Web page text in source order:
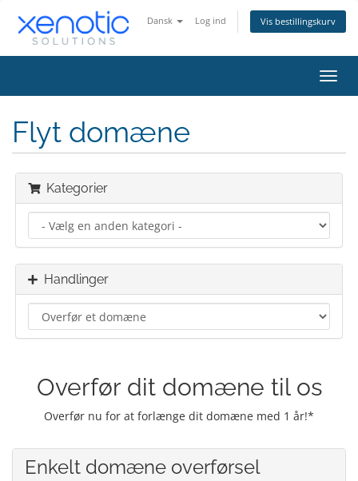
Dansk Log ind Vis bestillingskurv
Skift
Flyt domæne
Kategorier
Handlinger
Overfør dit domæne til os
Overfør nu for at forlænge dit domæne med 1 år!*
Enkelt domæne overførsel